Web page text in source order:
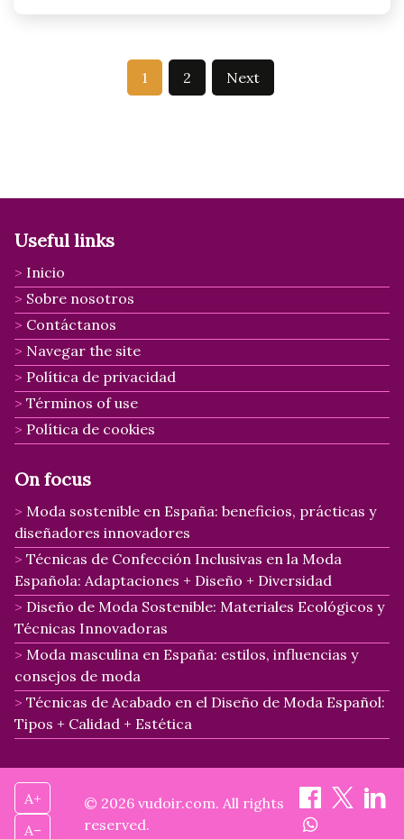
1 2 Next
Useful links
Inicio
Sobre nosotros
Contáctanos
Navegar the site
Política de privacidad
Términos of use
Política de cookies
On focus
Moda sostenible en España: beneficios, prácticas y
diseñadores innovadores
Técnicas de Confección Inclusivas en la Moda
Española: Adaptaciones + Diseño + Diversidad
Diseño de Moda Sostenible: Materiales Ecológicos y
Técnicas Innovadoras
Moda masculina en España: estilos, influencias y
consejos de moda
Técnicas de Acabado en el Diseño de Moda Español:
Tipos + Calidad + Estética
A+
A–
© 2026 vudoir.com. All rights
reserved.